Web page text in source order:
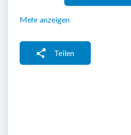
Mehr anzeigen
Teilen